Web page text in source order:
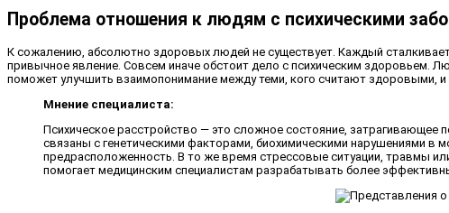
Проблема отношения к людям с психическими
К сожалению, абсолютно здоровых людей не существует. Каждый
привычное явление. Совсем иначе обстоит дело с психическим здоровьем.
поможет улучшить взаимопонимание между теми, кого считают здоровыми,
Мнение специалиста:
Психическое расстройство — это сложное состояние, затрагивающее
связаны с генетическими факторами, биохимическими нарушениями в
предрасположенность. В то же время стрессовые ситуации, травмы
помогает медицинским специалистам разрабатывать более